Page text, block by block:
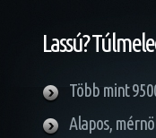
Lassú?
Több mint
Alapos,